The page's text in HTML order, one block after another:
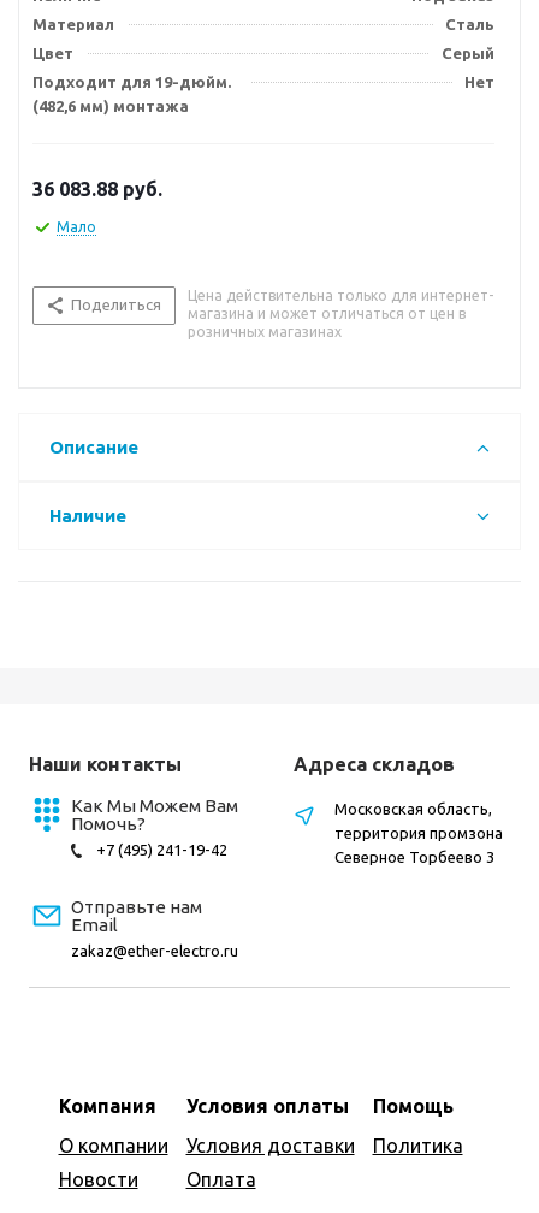
Материал
Сталь
Цвет
Серый
Подходит для 19-дюйм.
(482,6 мм) монтажа
Нет
36 083.88 руб.
Мало
Поделиться
Цена действительна только для интернет-
магазина и может отличаться от цен в
розничных магазинах
Описание
Наличие
Наши контакты
Как Мы Можем Вам
Помочь?
+7 (495) 241-19-42
Отправьте нам
Email
zakaz@ether-electro.ru
Компания
О компании
Новости
Условия оплаты
Условия доставки
Оплата
Помощь
Политика
Адреса складов
Московская область,
территория промзона
Северное Торбеево 3